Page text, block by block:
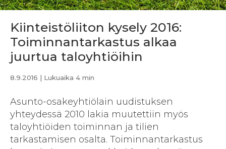
Kiinteistöliiton kysely 2016:
Toiminnantarkastus alkaa
juurtua taloyhtiöihin
8.9.2016 | Lukuaika 4 min
Asunto-osakeyhtiölain uudistuksen
yhteydessä 2010 lakia muutettiin myös
taloyhtiöiden toiminnan ja tilien
tarkastamisen osalta. Toiminnantarkastus